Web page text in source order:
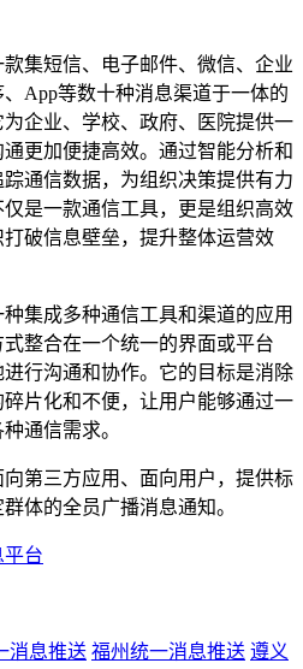
短信、电子邮件、微信、企业
App等数十种消息渠道于一体的
企业、学校、政府、医院提供一
更加便捷高效。通过智能分析和
通信数据，为组织决策提供有力
是一款通信工具，更是组织高效
破信息壁垒，提升整体运营效
成多种通信工具和渠道的应用
整合在一个统一的界面或平台
进行沟通和协作。它的目标是消除
片化和不便，让用户能够通过一
通信需求。
三方应用、面向用户，提供标
体的全员广播消息通知。
台
消息推送 福州统一消息推送 遵义